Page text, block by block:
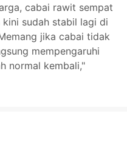
cabai rawit sempat
kini sudah stabil lagi di
jika cabai tidak
mempengaruhi
normal kembali,"